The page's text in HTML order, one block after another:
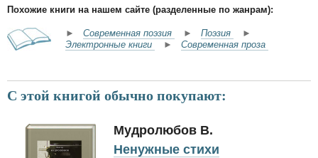
Похожие книги на нашем сайте (разделенные по жанрам):
► Современная поэзия ► Поэзия
►
Электронные книги
► Современная проза
С этой книгой обычно покупают:
Мудролюбов В.
Ненужные стихи